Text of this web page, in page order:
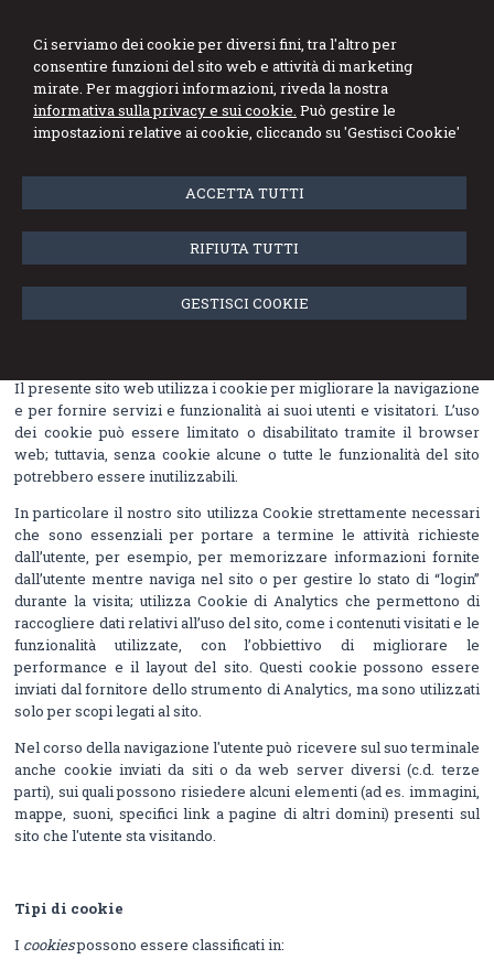
Ci serviamo dei cookie per diversi fini, tra l'altro per
consentire funzioni del sito web e attività di marketing
mirate. Per maggiori informazioni, riveda la nostra
informativa sulla privacy e sui cookie. Può gestire le
impostazioni relative ai cookie, cliccando su 'Gestisci Cookie'
ACCETTA TUTTI
RIFIUTA TUTTI
GESTISCI COOKIE
DE MARCO GENNARO
Studio di Consulenza Fiscale e del Lavoro
Cosa sono i cookie e come li usiamo
Un “cookie”è un file di testo che viene memorizzato su computer,
tablet, telefoni cellulari e su qualunque dispositivo utilizzato per
navigare in Internet, dove viene memorizzato per essere poi
Il presente sito web utilizza i cookie per migliorare la navigazione
e per fornire servizi e funzionalità ai suoi utenti e visitatori. L’uso
dei cookie può essere limitato o disabilitato tramite il browser
web; tuttavia, senza cookie alcune o tutte le funzionalità del sito
potrebbero essere inutilizzabili.
In particolare il nostro sito utilizza Cookie strettamente necessari
che sono essenziali per portare a termine le attività richieste
dall’utente, per esempio, per memorizzare informazioni fornite
dall’utente mentre naviga nel sito o per gestire lo stato di “login”
durante la visita; utilizza Cookie di Analytics che permettono di
raccogliere dati relativi all’uso del sito, come i contenuti visitati e le
funzionalità utilizzate, con l’obbiettivo di migliorare le
performance e il layout del sito. Questi cookie possono essere
inviati dal fornitore dello strumento di Analytics, ma sono utilizzati
solo per scopi legati al sito.
Nel corso della navigazione l'utente può ricevere sul suo terminale
anche cookie inviati da siti o da web server diversi (c.d. terze
parti), sui quali possono risiedere alcuni elementi (ad es. immagini,
mappe, suoni, specifici link a pagine di altri domini) presenti sul
sito che l'utente sta visitando.
Tipi di cookie
I cookiespossono essere classificati in: